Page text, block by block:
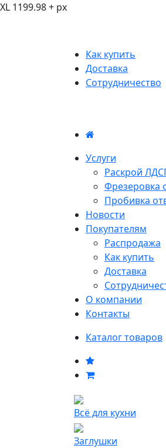
XL 1199.98 + px
Как купить
Доставка
Сотрудничество
Услуги
Раскрой
Фрезеровка
Пробивка
Новости
Покупателям
Распродажа
Как купить
Доставка
О компании
Контакты
Каталог товаров
Всё для кухни
Заглушки